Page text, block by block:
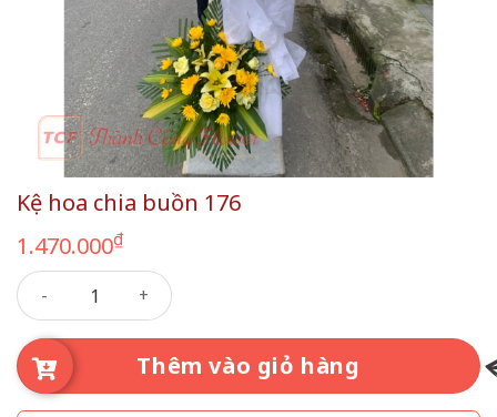
Kệ hoa chia buồn 176
1.470.000₫
Kệ hoa chia buồn 176 số lượng
Thêm vào giỏ hàng